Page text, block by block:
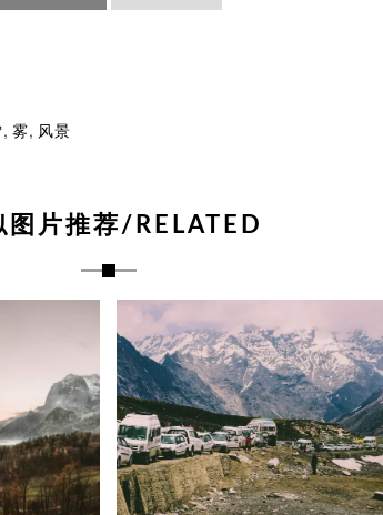
, 雾, 风景
图片推荐/RELATED